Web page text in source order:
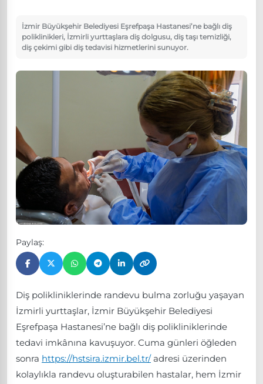
İzmir Büyükşehir Belediyesi Eşrefpaşa Hastanesi’ne bağlı diş
poliklinikleri, İzmirli yurttaşlara diş dolgusu, diş taşı temizliği,
diş çekimi gibi diş tedavisi hizmetlerini sunuyor.
Paylaş:
Diş polikliniklerinde randevu bulma zorluğu yaşayan
İzmirli yurttaşlar, İzmir Büyükşehir Belediyesi
Eşrefpaşa Hastanesi’ne bağlı diş polikliniklerinde
tedavi imkânına kavuşuyor. Cuma günleri öğleden
sonra https://hstsira.izmir.bel.tr/adresi üzerinden
kolaylıkla randevu oluşturabilen hastalar, hem İzmir